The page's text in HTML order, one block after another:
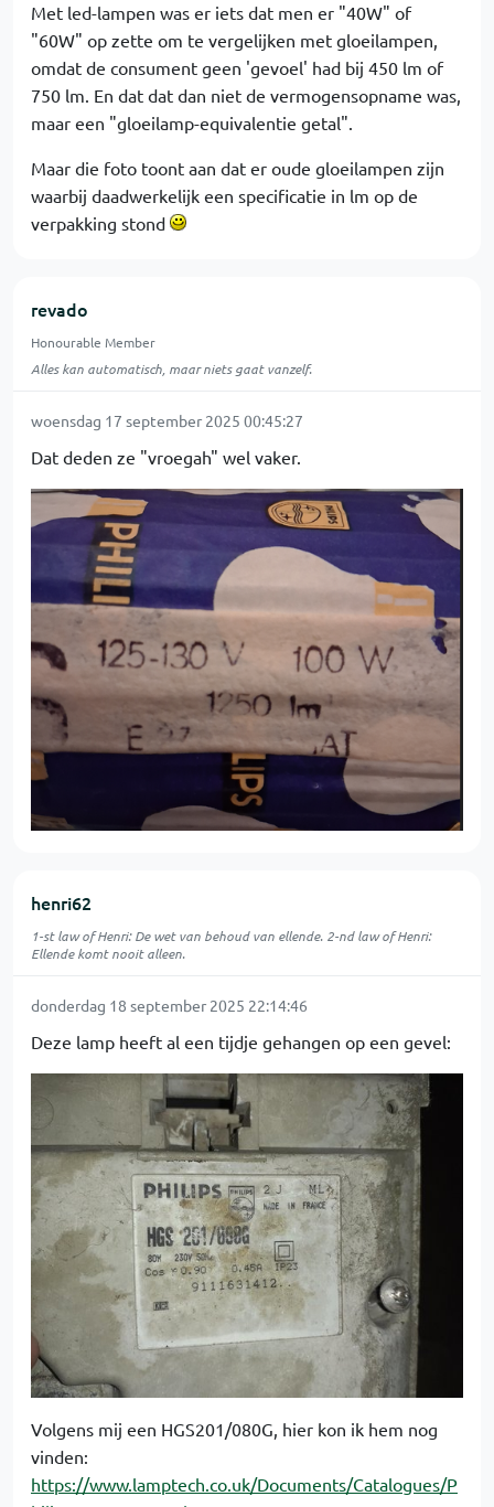
Met led-lampen was er iets dat men er "40W" of
"60W" op zette om te vergelijken met gloeilampen,
omdat de consument geen 'gevoel' had bij 450 lm of
750 lm. En dat dat dan niet de vermogensopname was,
maar een "gloeilamp-equivalentie getal".
Maar die foto toont aan dat er oude gloeilampen zijn
waarbij daadwerkelijk een specificatie in lm op de
verpakking stond
revado
Honourable Member
Alles kan automatisch, maar niets gaat vanzelf.
woensdag 17 september 2025 00:45:27
Dat deden ze "vroegah" wel vaker.
henri62
1-st law of Henri: De wet van behoud van ellende. 2-nd law of Henri:
Ellende komt nooit alleen.
donderdag 18 september 2025 22:14:46
Deze lamp heeft al een tijdje gehangen op een gevel:
Volgens mij een HGS201/080G, hier kon ik hem nog
vinden:
https://www.lamptech.co.uk/Documents/Catalogues/P